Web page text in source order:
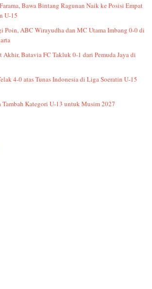
Bawa Bintang Ragunan Naik ke Posisi Empat
U-15
Poin, ABC Wirayudha dan MC Utama Imbang 0-0 di
Batavia FC Takluk 0-1 dari Pemuda Jaya di
4-0 atas Tunas Indonesia di Liga Soeratin U-15
Kategori U-13 untuk Musim 2027